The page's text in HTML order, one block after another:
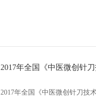
2017年全国《中医微创针
2017年全国《中医微创针刀技